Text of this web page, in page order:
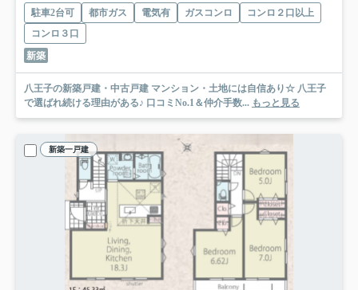
駐車2台可 都市ガス 電気有 ガスコンロ
コンロ２口以上
コンロ３口
新築
八王子の新築戸建・中古戸建 マンション・土地には自信あり☆ 八王子
で選ばれ続ける理由がある♪ 口コミNo.1＆仲介手数... もっと見る
新築一戸建